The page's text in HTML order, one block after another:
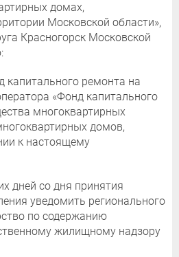
домах,
Московской области»,
Красногорск Московской
ремонта на
«Фонд капитального
многоквартирных
домов,
к настоящему
дней со дня принятия
уведомить регионального
по содержанию
жилищному надзору